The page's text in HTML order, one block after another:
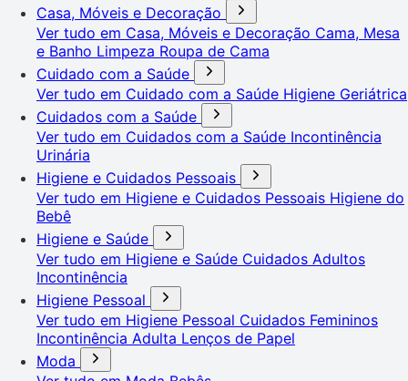
Casa, Móveis e Decoração
Ver tudo em Casa, Móveis e Decoração Cama, Mesa
e Banho Limpeza Roupa de Cama
Cuidado com a Saúde
Ver tudo em Cuidado com a Saúde Higiene Geriátrica
Cuidados com a Saúde
Ver tudo em Cuidados com a Saúde Incontinência
Urinária
Higiene e Cuidados Pessoais
Ver tudo em Higiene e Cuidados Pessoais Higiene do
Bebê
Higiene e Saúde
Ver tudo em Higiene e Saúde Cuidados Adultos
Incontinência
Higiene Pessoal
Ver tudo em Higiene Pessoal Cuidados Femininos
Incontinência Adulta Lenços de Papel
Moda